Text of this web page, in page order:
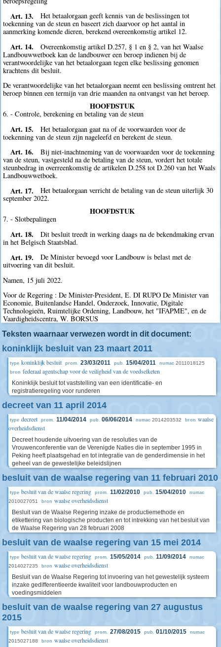
Art. 13.
Het betaalorgaan geeft kennis van de beslissingen tot
toekenning van de steun en baseert zich daarvoor op het aantal in
aanmerking komende dieren, berekend overeenkomstig artikel 12.
Art. 14.
Overeenkomstig artikel D.257, § 1 en § 2, van het Waalse
Landbouwwetboek kan de landbouwer een beroep indienen bij de
verantwoordelijke van het betaalorgaan tegen elke beslissing genomen
krachtens dit besluit.
De verantwoordelijke van het betaalorgaan neemt een beslissing omtrent het
beroep binnen een termijn van drie maanden na ontvangst van het beroep.
HOOFDSTUK
6. - Controle, berekening en betaling van de steun
Art. 15.
Het betaalorgaan gaat na of de voorwaarden voor de
toekenning van de steun zijn nageleefd en berekent de steun.
Art. 16.
Bij niet-inachtneming van de voorwaarden voor de toekenning
van de steun, vastgesteld na de betaling van de steun, vordert het totale
steunbedrag in overreenkomstig de artikelen D.258 tot D.260 van het Waals
Landbouwwetboek.
Art. 17.
Het betaalorgaan verricht de betaling van de steun uiterlijk 30
september 2022.
HOOFDSTUK
7. - Slotbepalingen
Art. 18.
Dit besluit treedt in werking daags na de bekendmaking ervan
in het Belgisch Staatsblad.
Art. 19.
De Minister bevoegd voor Landbouw is belast met de
uitvoering van dit besluit.
Namen, 15 juli 2022.
Voor de Regering : De Minister-President, E. DI RUPO De Minister van
Economie, Buitenlandse Handel, Onderzoek, Innovatie, Digitale
Technologieën, Ruimtelijke Ordening, Landbouw, het "IFAPME", en de
Vaardigheidscentra, W. BORSUS
Teksten waarnaar verwezen wordt in dit document:
koninklijk besluit van 23 maart 2011
type koninklijk besluit prom. 23/03/2011 pub. 15/04/2011 numac 2011018125
bron federaal agentschap voor de veiligheid van de voedselketen
Koninklijk besluit tot vaststelling van een identificatie- en
registratieregeling voor runderen
decreet van 11 april 2014
type decreet prom. 11/04/2014 pub. 06/06/2014 numac 2014203532 bron waalse
overheidsdienst
Decreet houdende uitvoering van de resoluties van de
Vrouwenconferentie van de Verenigde Naties die in september 1995 in
Peking heeft plaatsgehad en tot integratie van de genderdimensie in het
geheel van de gewestelijke beleidslijnen
besluit van de waalse regering van 11 februari 2010
type besluit van de waalse regering prom. 11/02/2010 pub. 15/04/2010 numac
2010027051 bron waalse overheidsdienst
Besluit van de Waalse Regering inzake de productiemethode en
etikettering van biologische producten en tot intrekking van het besluit van
de Waalse Regering van 28 februari 2008
besluit van de waalse regering van 15 mei 2014
type besluit van de waalse regering prom. 15/05/2014 pub. 11/09/2014 numac
2014027235 bron waalse overheidsdienst
Besluit van de Waalse Regering tot invoering van het gewestelijk systeem
inzake gedifferentieerde kwaliteit voor landbouwproducten en
voedingsmiddelen
besluit van de waalse regering van 27 augustus
2015
type besluit van de waalse regering prom. 27/08/2015 pub. 01/10/2015 numac
2015027188 bron waalse overheidsdienst